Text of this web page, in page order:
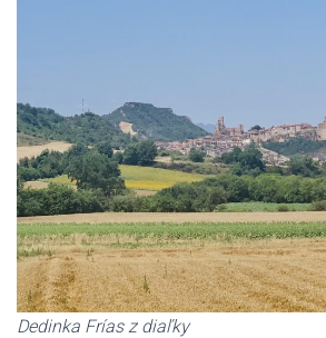
Dedinka Frías z diaľky